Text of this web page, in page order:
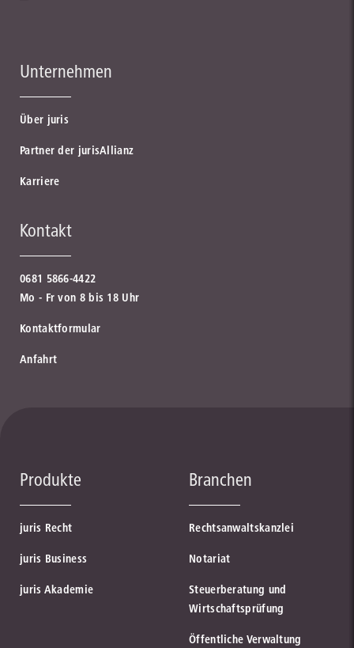
Unternehmen
Über juris
Partner der jurisAllianz
Karriere
Kontakt
0681 5866-4422
Mo - Fr von 8 bis 18 Uhr
Kontaktformular
Anfahrt
Produkte
juris Recht
juris Business
juris Akademie
Branchen
Rechtsanwaltskanzlei
Notariat
Steuerberatung und
Wirtschaftsprüfung
Öffentliche Verwaltung